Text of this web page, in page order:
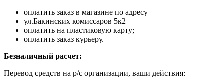
оплатить заказ в магазине по адресу
ул.Бакинских комиссаров 5к2
оплатить на пластиковую карту;
оплатить заказ курьеру.
Безналичный расчет:
Перевод средств на р/с организации, ваши действия: